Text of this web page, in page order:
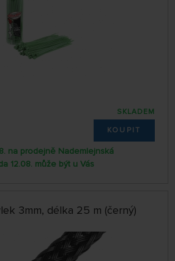
SKLADEM
KOUPIT
na prodejně Nademlejnská
12.08. může být u Vás
3mm, délka 25 m (černý)